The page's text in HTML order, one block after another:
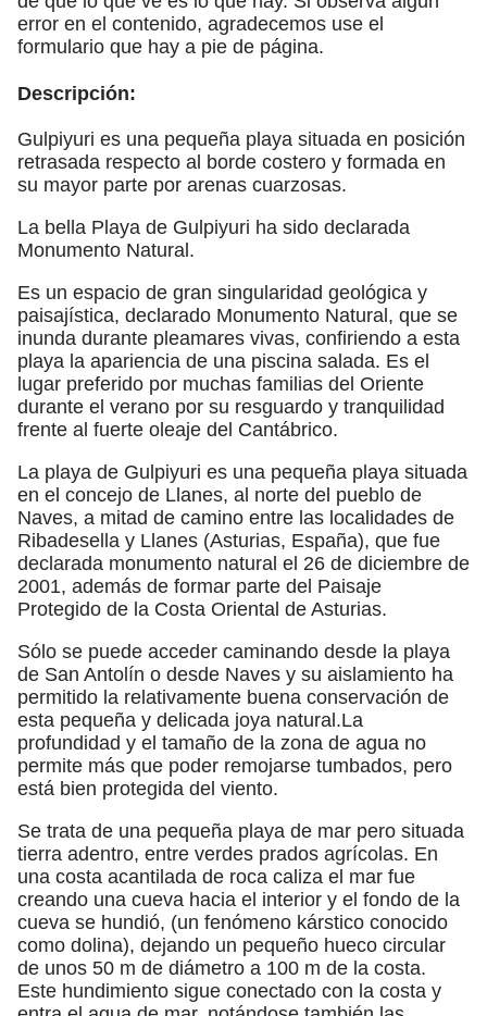
error en el contenido, agradecemos use el
formulario que hay a pie de página.
Descripción:
Gulpiyuri es una pequeña playa situada en posición
retrasada respecto al borde costero y formada en
su mayor parte por arenas cuarzosas.
La bella Playa de Gulpiyuri ha sido declarada
Monumento Natural.
Es un espacio de gran singularidad geológica y
paisajística, declarado Monumento Natural, que se
inunda durante pleamares vivas, confiriendo a esta
playa la apariencia de una piscina salada. Es el
lugar preferido por muchas familias del Oriente
durante el verano por su resguardo y tranquilidad
frente al fuerte oleaje del Cantábrico.
La playa de Gulpiyuri es una pequeña playa situada
en el concejo de Llanes, al norte del pueblo de
Naves, a mitad de camino entre las localidades de
Ribadesella y Llanes (Asturias, España), que fue
declarada monumento natural el 26 de diciembre de
2001, además de formar parte del Paisaje
Protegido de la Costa Oriental de Asturias.
Sólo se puede acceder caminando desde la playa
de San Antolín o desde Naves y su aislamiento ha
permitido la relativamente buena conservación de
esta pequeña y delicada joya natural.​La
profundidad y el tamaño de la zona de agua no
permite más que poder remojarse tumbados, pero
está bien protegida del viento.
Se trata de una pequeña playa de mar pero situada
tierra adentro, entre verdes prados agrícolas. En
una costa acantilada de roca caliza el mar fue
creando una cueva hacia el interior y el fondo de la
cueva se hundió, (un fenómeno kárstico conocido
como dolina), dejando un pequeño hueco circular
de unos 50 m de diámetro a 100 m de la costa.
Este hundimiento sigue conectado con la costa y